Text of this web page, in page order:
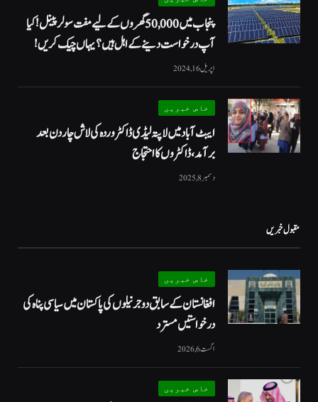
پنجاب میں 50,000 گھروں کے لیے مفت سولر پینل! کیا
آپ درخواست دینے کے اہل ہیں؟ یہاں چیک کریں!
اپریل 16, 2024
خاص خبریں
ایبٹ آباد میں لاپتہ لیڈی ڈاکٹر وردہ کی لاش چار دن بعد
برآمد، ڈاکٹروں کا احتجاج
دسمبر 8, 2025
مقبول خبریں
خاص خبریں
افغانستان کے سابق دو جرنیلوں کی پاکستان میں سیاسی پناہ کی
درخواستیں مسترد
اگست 6, 2026
خاص خبریں